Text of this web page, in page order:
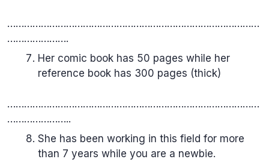
………………………………………………………………………………
………………….
Her comic book has 50 pages while her
reference book has 300 pages (thick)
………………………………………………………………………………
…………………..
She has been working in this field for more
than 7 years while you are a newbie.